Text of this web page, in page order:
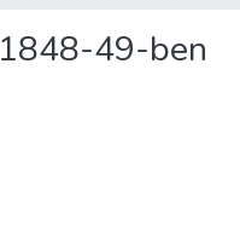
49-ben